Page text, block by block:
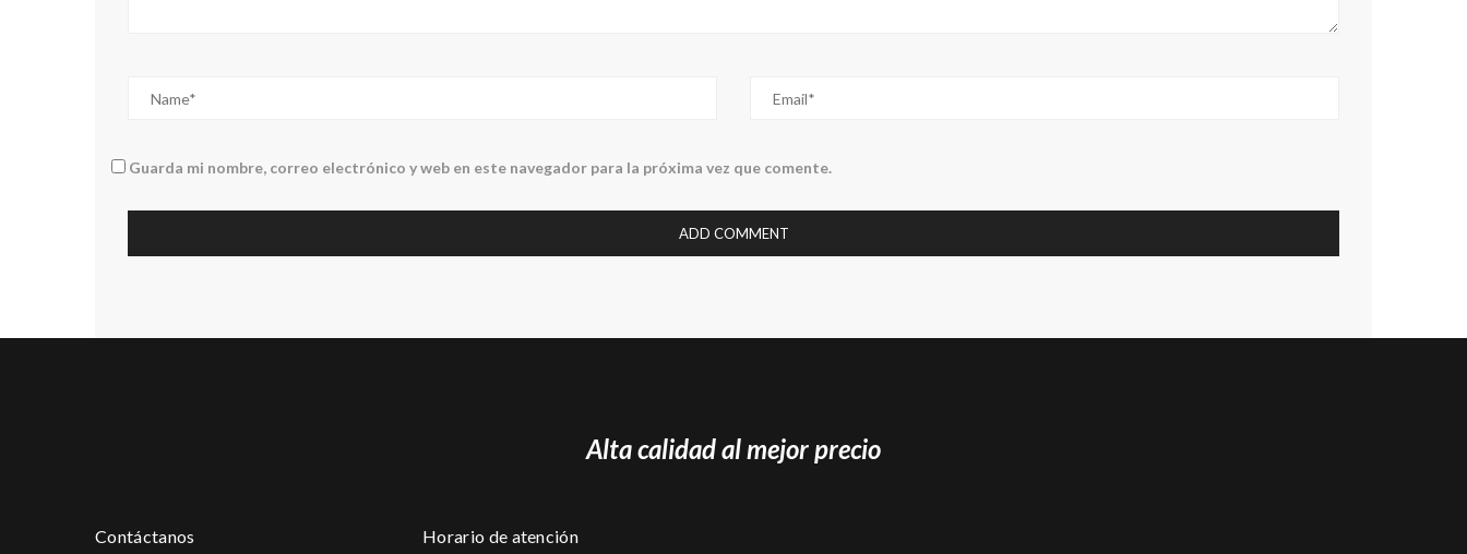
Guarda mi nombre, correo electrónico y web en este navegador para la próxima vez que comente.
Alta calidad al mejor precio
Contáctanos Horario de atención